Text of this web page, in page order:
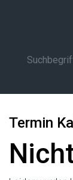
Termin